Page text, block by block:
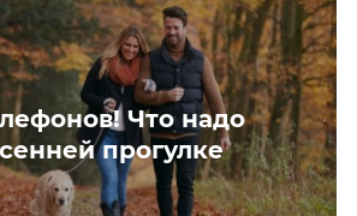
Что надо
прогулке